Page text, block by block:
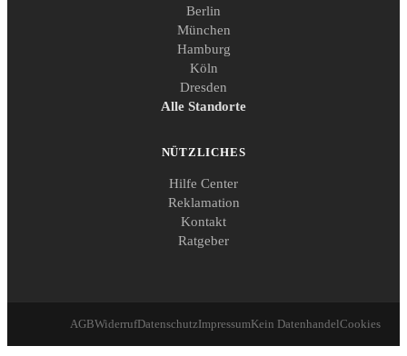
Berlin
München
Hamburg
Köln
Dresden
Alle Standorte
NÜTZLICHES
Hilfe Center
Reklamation
Kontakt
Ratgeber
AGBWiderrufDatenschutzImpressumKein DatenhandelCookies